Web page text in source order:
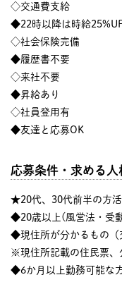
◇交通費支給
◆22時以降は時給
◇社会保険完備
◆履歴書不要
◇来社不要
◆昇給あり
◇社員登用有
◆友達と応募OK
応募条件・求める人
★20代、30代前半の方
◆20歳以上(風営法・受
◆現住所が分かるもの（
※現住所記載の住民票、
◆6か月以上勤務可能な